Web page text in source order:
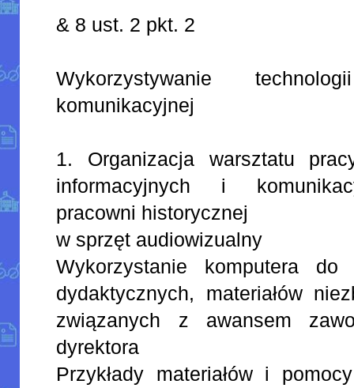
& 8 ust. 2 pkt. 2
Wykorzystywanie
komunikacyjnej
1. Organizacja warsztatu
informacyjnych i
pracowni historycznej
w sprzęt audiowizualny
Wykorzystanie komputera do
dydaktycznych, materiałów
związanych z awansem
dyrektora
Przykłady materiałów i